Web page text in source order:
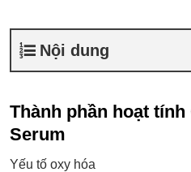
Nội dung
Thành phần hoạt
Serum
Yếu tố oxy hóa